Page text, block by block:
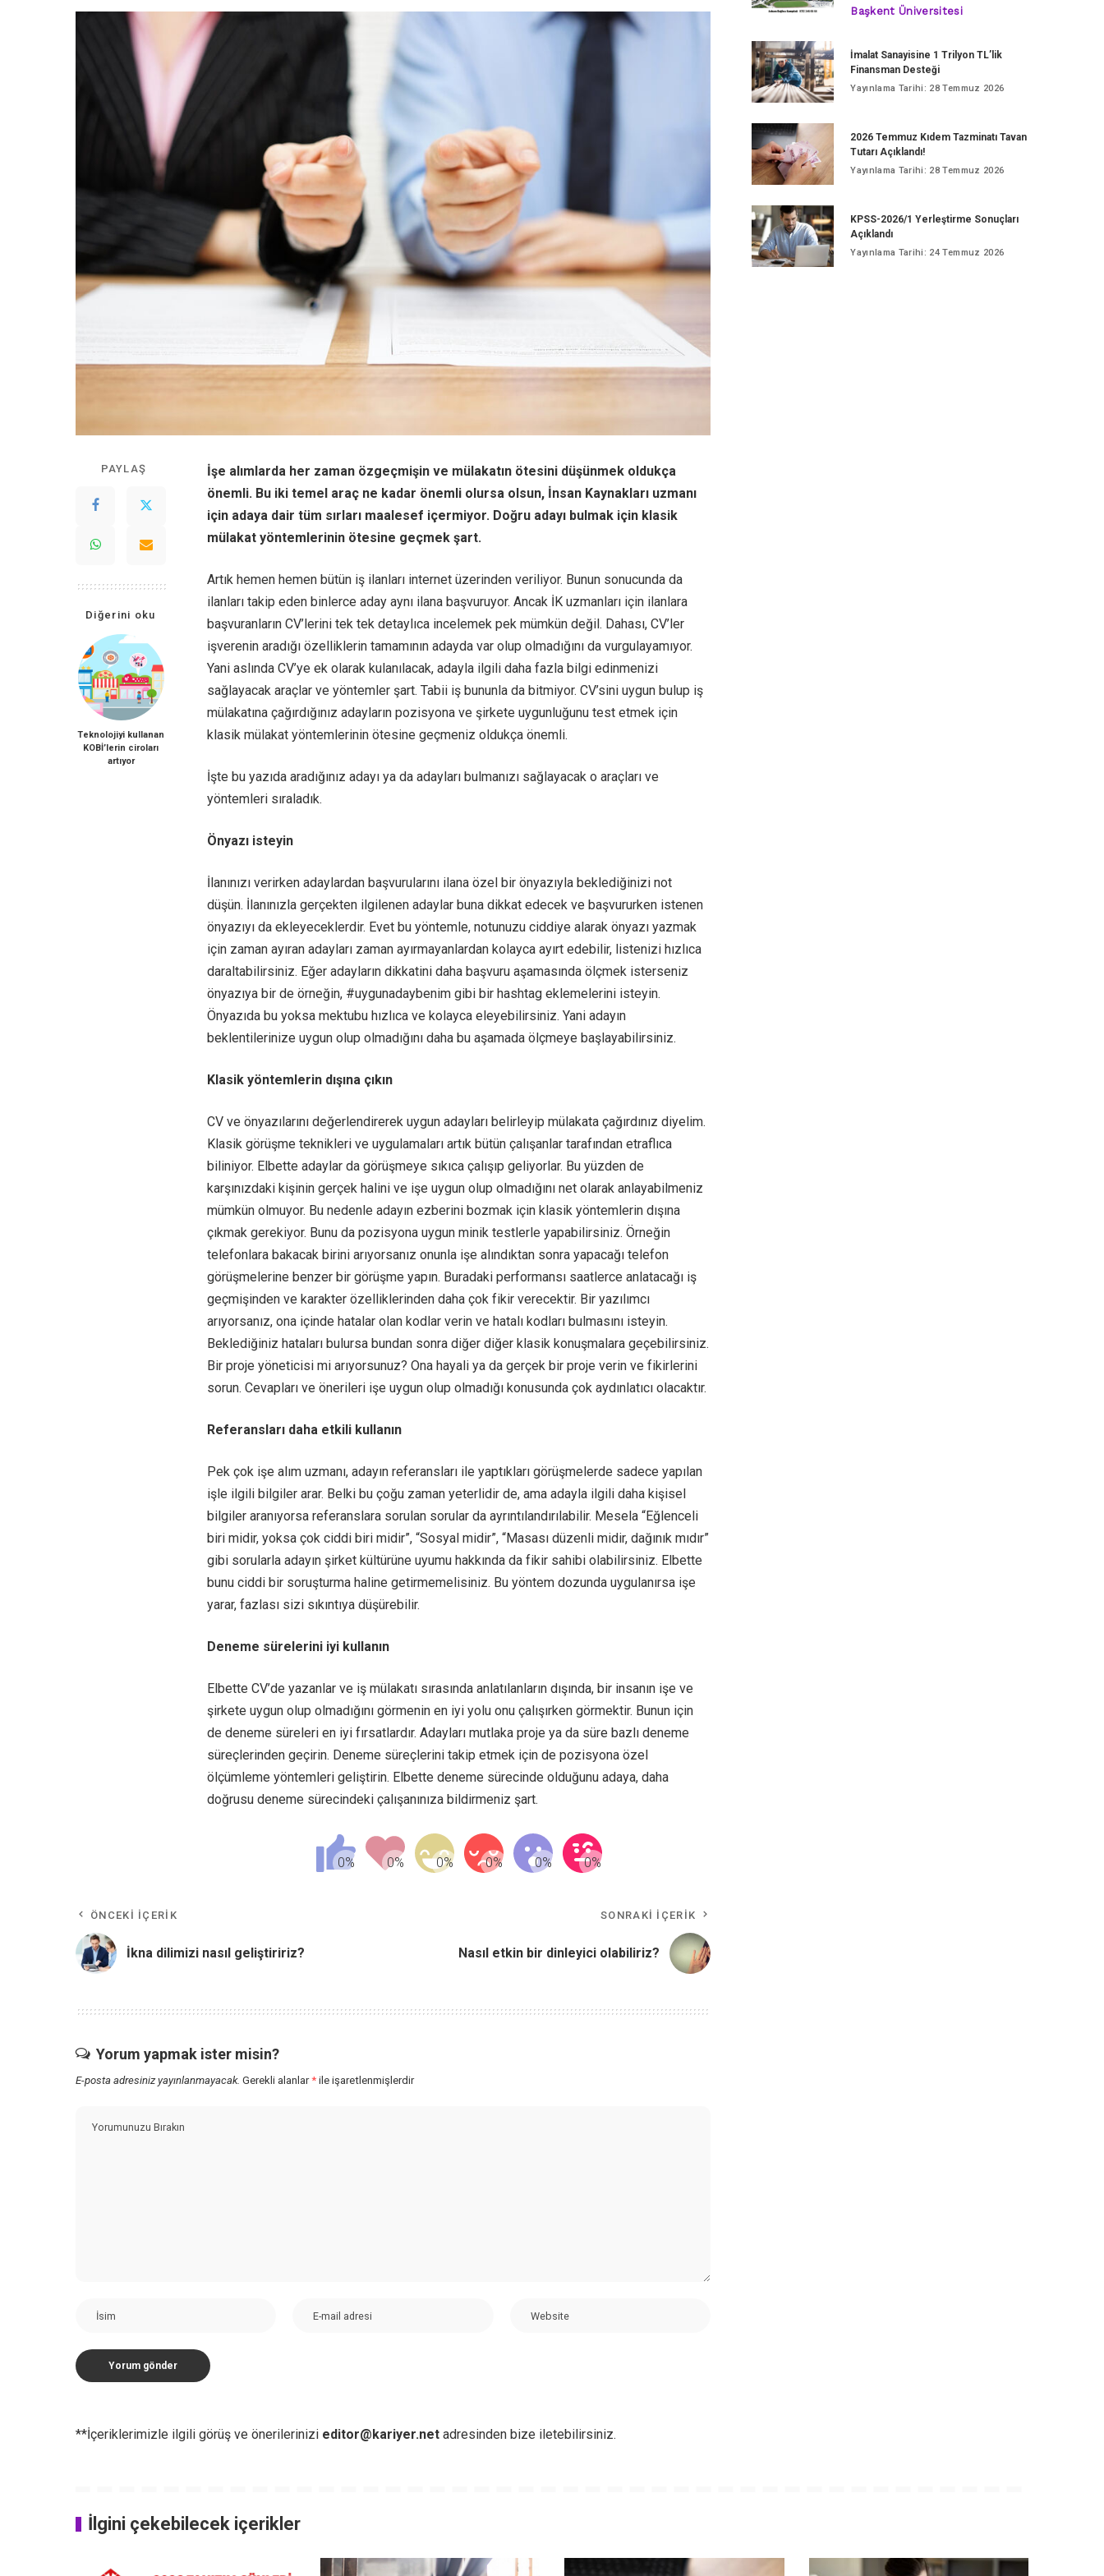
PAYLAŞ
Diğerini oku
Teknolojiyi kullanan
KOBİ’lerin ciroları
artıyor
İşe alımlarda her zaman özgeçmişin ve mülakatın ötesini düşünmek oldukça
önemli. Bu iki temel araç ne kadar önemli olursa olsun, İnsan Kaynakları uzmanı
için adaya dair tüm sırları maalesef içermiyor. Doğru adayı bulmak için klasik
mülakat yöntemlerinin ötesine geçmek şart.
Artık hemen hemen bütün iş ilanları internet üzerinden veriliyor. Bunun sonucunda da
ilanları takip eden binlerce aday aynı ilana başvuruyor. Ancak İK uzmanları için ilanlara
başvuranların CV’lerini tek tek detaylıca incelemek pek mümkün değil. Dahası, CV’ler
işverenin aradığı özelliklerin tamamının adayda var olup olmadığını da vurgulayamıyor.
Yani aslında CV’ye ek olarak kulanılacak, adayla ilgili daha fazla bilgi edinmenizi
sağlayacak araçlar ve yöntemler şart. Tabii iş bununla da bitmiyor. CV’sini uygun bulup iş
mülakatına çağırdığınız adayların pozisyona ve şirkete uygunluğunu test etmek için
klasik mülakat yöntemlerinin ötesine geçmeniz oldukça önemli.
İşte bu yazıda aradığınız adayı ya da adayları bulmanızı sağlayacak o araçları ve
yöntemleri sıraladık.
Önyazı isteyin
İlanınızı verirken adaylardan başvurularını ilana özel bir önyazıyla beklediğinizi not
düşün. İlanınızla gerçekten ilgilenen adaylar buna dikkat edecek ve başvururken istenen
önyazıyı da ekleyeceklerdir. Evet bu yöntemle, notunuzu ciddiye alarak önyazı yazmak
için zaman ayıran adayları zaman ayırmayanlardan kolayca ayırt edebilir, listenizi hızlıca
daraltabilirsiniz. Eğer adayların dikkatini daha başvuru aşamasında ölçmek isterseniz
önyazıya bir de örneğin, #uygunadaybenim gibi bir hashtag eklemelerini isteyin.
Önyazıda bu yoksa mektubu hızlıca ve kolayca eleyebilirsiniz. Yani adayın
beklentilerinize uygun olup olmadığını daha bu aşamada ölçmeye başlayabilirsiniz.
Klasik yöntemlerin dışına çıkın
CV ve önyazılarını değerlendirerek uygun adayları belirleyip mülakata çağırdınız diyelim.
Klasik görüşme teknikleri ve uygulamaları artık bütün çalışanlar tarafından etraflıca
biliniyor. Elbette adaylar da görüşmeye sıkıca çalışıp geliyorlar. Bu yüzden de
karşınızdaki kişinin gerçek halini ve işe uygun olup olmadığını net olarak anlayabilmeniz
mümkün olmuyor. Bu nedenle adayın ezberini bozmak için klasik yöntemlerin dışına
çıkmak gerekiyor. Bunu da pozisyona uygun minik testlerle yapabilirsiniz. Örneğin
telefonlara bakacak birini arıyorsanız onunla işe alındıktan sonra yapacağı telefon
görüşmelerine benzer bir görüşme yapın. Buradaki performansı saatlerce anlatacağı iş
geçmişinden ve karakter özelliklerinden daha çok fikir verecektir. Bir yazılımcı
arıyorsanız, ona içinde hatalar olan kodlar verin ve hatalı kodları bulmasını isteyin.
Beklediğiniz hataları bulursa bundan sonra diğer diğer klasik konuşmalara geçebilirsiniz.
Bir proje yöneticisi mi arıyorsunuz? Ona hayali ya da gerçek bir proje verin ve fikirlerini
sorun. Cevapları ve önerileri işe uygun olup olmadığı konusunda çok aydınlatıcı olacaktır.
Referansları daha etkili kullanın
Pek çok işe alım uzmanı, adayın referansları ile yaptıkları görüşmelerde sadece yapılan
işle ilgili bilgiler arar. Belki bu çoğu zaman yeterlidir de, ama adayla ilgili daha kişisel
bilgiler aranıyorsa referanslara sorulan sorular da ayrıntılandırılabilir. Mesela “Eğlenceli
biri midir, yoksa çok ciddi biri midir”, “Sosyal midir”, “Masası düzenli midir, dağınık mıdır”
gibi sorularla adayın şirket kültürüne uyumu hakkında da fikir sahibi olabilirsiniz. Elbette
bunu ciddi bir soruşturma haline getirmemelisiniz. Bu yöntem dozunda uygulanırsa işe
yarar, fazlası sizi sıkıntıya düşürebilir.
Deneme sürelerini iyi kullanın
Elbette CV’de yazanlar ve iş mülakatı sırasında anlatılanların dışında, bir insanın işe ve
şirkete uygun olup olmadığını görmenin en iyi yolu onu çalışırken görmektir. Bunun için
de deneme süreleri en iyi fırsatlardır. Adayları mutlaka proje ya da süre bazlı deneme
süreçlerinden geçirin. Deneme süreçlerini takip etmek için de pozisyona özel
ölçümleme yöntemleri geliştirin. Elbette deneme sürecinde olduğunu adaya, daha
doğrusu deneme sürecindeki çalışanınıza bildirmeniz şart.
ÖNCEKI İÇERIK
İkna dilimizi nasıl geliştiririz?
SONRAKI İÇERIK
Nasıl etkin bir dinleyici olabiliriz?
Yorum yapmak ister misin?
E-posta adresiniz yayınlanmayacak. Gerekli alanlar* ile işaretlenmişlerdir
**İçeriklerimizle ilgili görüş ve önerilerinizi editor@kariyer.net adresinden bize iletebilirsiniz.
Başkent Üniversitesi
İmalat Sanayisine 1 Trilyon TL’lik
Finansman Desteği
Yayınlama Tarihi: 28 Temmuz 2026
2026 Temmuz Kıdem Tazminatı Tavan
Tutarı Açıklandı!
Yayınlama Tarihi: 28 Temmuz 2026
KPSS-2026/1 Yerleştirme Sonuçları
Açıklandı
Yayınlama Tarihi: 24 Temmuz 2026
İlgini çekebilecek içerikler